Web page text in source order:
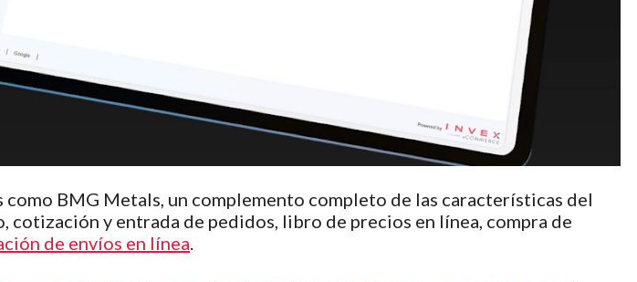
BMG Metals, un complemento completo de las características del
y entrada de pedidos, libro de precios en línea, compra de
de envíos en línea.